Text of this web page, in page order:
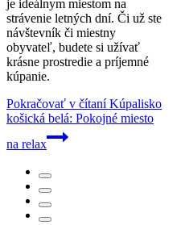
je ideálnym miestom na
strávenie letných dní. Či už ste
návštevník či miestny
obyvateľ, budete si užívať
krásne prostredie a príjemné
kúpanie.
Pokračovať v čítaníKúpalisko
košická belá: Pokojné miesto
na relax